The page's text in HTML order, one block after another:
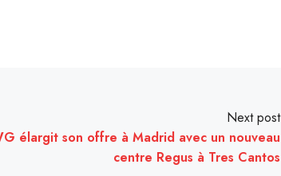
Next post
élargit son offre à Madrid avec un nouveau
centre Regus à Tres Cantos